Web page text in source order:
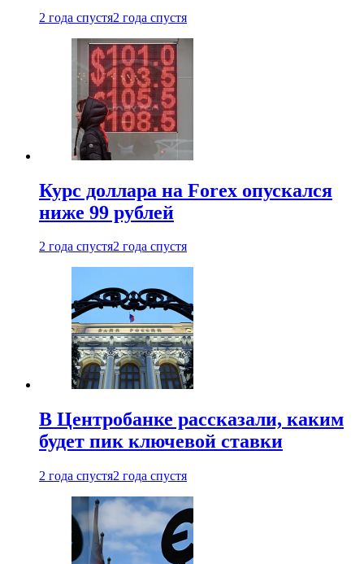
2 года спустя2 года спустя
Курс доллара на Forex опускался
ниже 99 рублей
2 года спустя2 года спустя
В Центробанке рассказали, каким
будет пик ключевой ставки
2 года спустя2 года спустя